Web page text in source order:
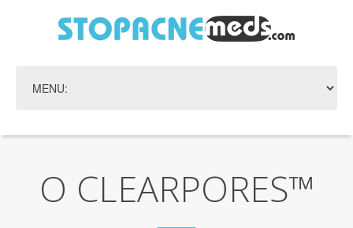
О CLEARPORES™